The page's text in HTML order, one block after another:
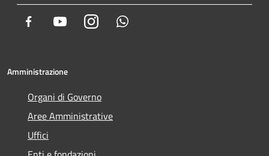
Facebook YoutubeInstagram
Amministrazione
Organi di Governo
Aree Amministrative
Uffici